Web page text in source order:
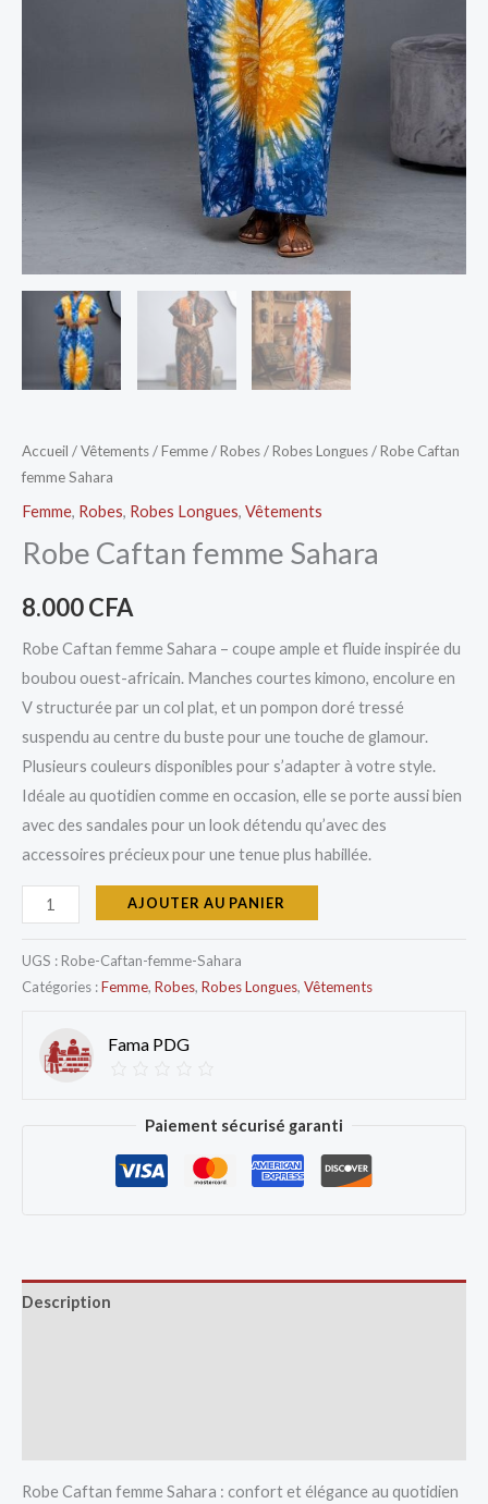
Accueil /Vêtements/Femme/Robes/Robes Longues/ Robe Caftan
femme Sahara
Femme, Robes, Robes Longues, Vêtements
Robe Caftan femme Sahara
8.000CFA
Robe Caftan femme Sahara – coupe ample et fluide inspirée du
boubou ouest-africain. Manches courtes kimono, encolure en
V structurée par un col plat, et un pompon doré tressé
suspendu au centre du buste pour une touche de glamour.
Plusieurs couleurs disponibles pour s’adapter à votre style.
Idéale au quotidien comme en occasion, elle se porte aussi bien
avec des sandales pour un look détendu qu’avec des
accessoires précieux pour une tenue plus habillée.
AJOUTER AU PANIER
UGS : Robe-Caftan-femme-Sahara
Catégories :Femme, Robes, Robes Longues, Vêtements
Fama PDG
Paiement sécurisé garanti
Description
Robe Caftan femme Sahara : confort et élégance au quotidien